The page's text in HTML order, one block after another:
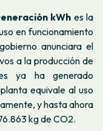
kWh es la
en funcionamiento
anunciara el
a la producción de
ya ha generado
equivale al uso
y hasta ahora
kg de CO2.